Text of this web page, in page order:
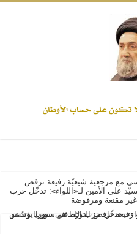
والقضايا - اضغط للاطلاع
( صلى الله عليه وآله) فكلّ
مع مرجعية شيعيّة رفيعة ترفض
علي الأمين لـ «اللواء»: تدخّل حزب
مقنعة ومرفوضة